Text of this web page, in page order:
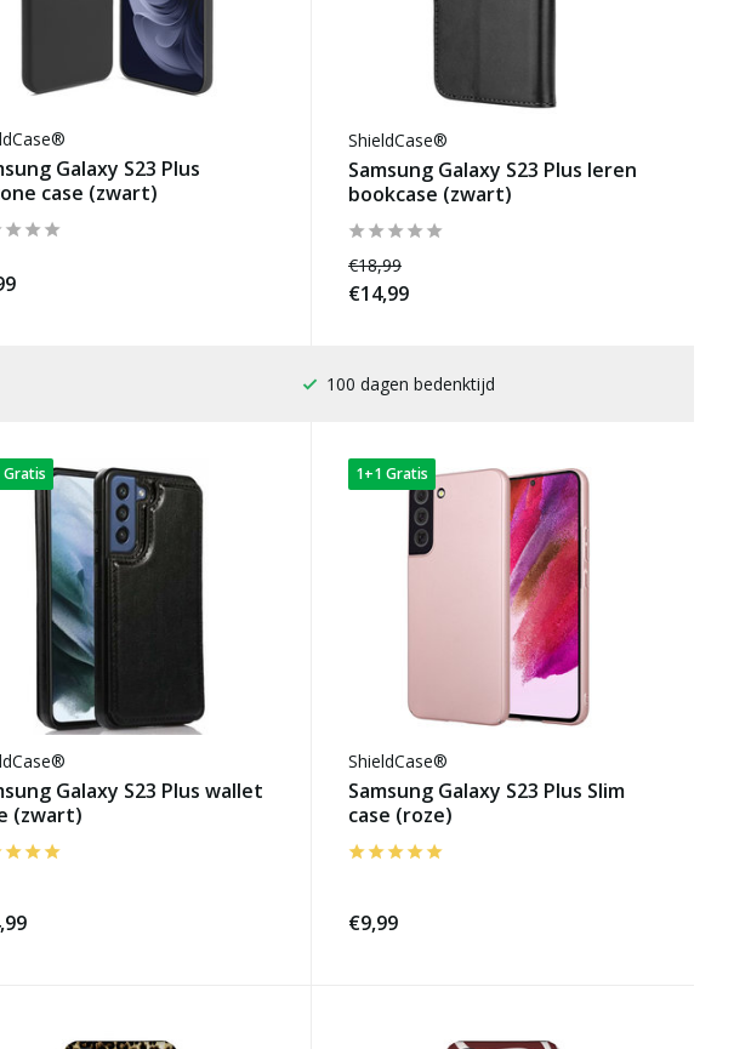
Galaxy S23 Plus
case (zwart)
ShieldCase®
Samsung Galaxy S23 Plus leren
bookcase (zwart)
€18,99
€14,99
Gratis verzending
Gratis
Galaxy S23 Plus wallet
(zwart)
1+1 Gratis
ShieldCase®
Samsung Galaxy S23 Plus Slim
case (roze)
€9,99